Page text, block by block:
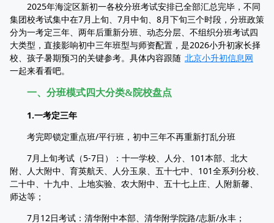
2025年海淀区新初一各校分班考试安排已全部汇总完毕，不同
集团校考试集中在7月上旬、7月中旬、8月下旬三个时段，分班政策
分为一考定三年、两年后重新分班、动态分层、不组织分班考试四
大类型，直接影响初中三年班型与师资配置，是2026小升初家长择
校、孩子暑期预习的关键参考。具体内容跟随 北京小升初信息网
一起来看看吧。
一、分班模式四大分类&院校盘点
1.一考定三年
考完即锁定重点班/平行班，初中三年不再重新打乱分班
7月上旬考试（5-7日）：十一学校、人分、101本部、北大
附、人大附中、育英航天、人分玉泉、五十七中、101全系列分校、
二十中、十九中、上地实验、农大附中、五十七上庄、人附新馨、
师达等；
7月12日考试：清华附中本部、清华附学院路/志新/永丰；